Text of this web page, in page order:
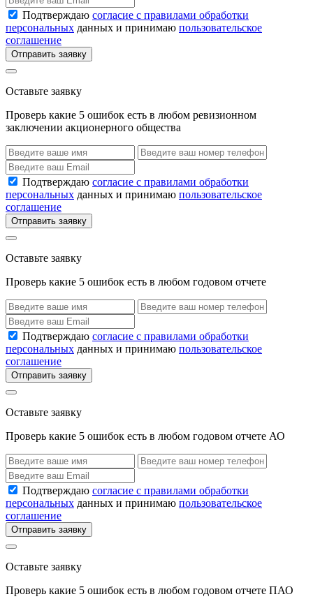
Подтверждаю согласие с правилами обработки
персональных данных и принимаю пользовательское
соглашение
Отправить заявку
Оставьте заявку
Проверь какие 5 ошибок есть в любом ревизионном
заключении акционерного общества
Подтверждаю согласие с правилами обработки
персональных данных и принимаю пользовательское
соглашение
Отправить заявку
Оставьте заявку
Проверь какие 5 ошибок есть в любом годовом отчете
Подтверждаю согласие с правилами обработки
персональных данных и принимаю пользовательское
соглашение
Отправить заявку
Оставьте заявку
Проверь какие 5 ошибок есть в любом годовом отчете АО
Подтверждаю согласие с правилами обработки
персональных данных и принимаю пользовательское
соглашение
Отправить заявку
Оставьте заявку
Проверь какие 5 ошибок есть в любом годовом отчете ПАО